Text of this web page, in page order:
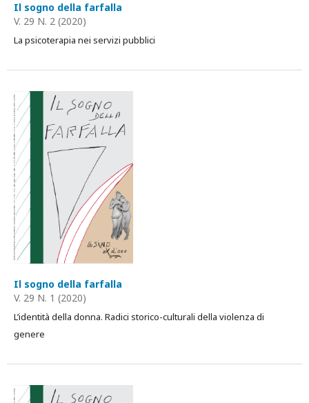
Il sogno della farfalla
V. 29 N. 2 (2020)
La psicoterapia nei servizi pubblici
Il sogno della farfalla
V. 29 N. 1 (2020)
L’identità della donna. Radici storico-culturali della violenza di
genere